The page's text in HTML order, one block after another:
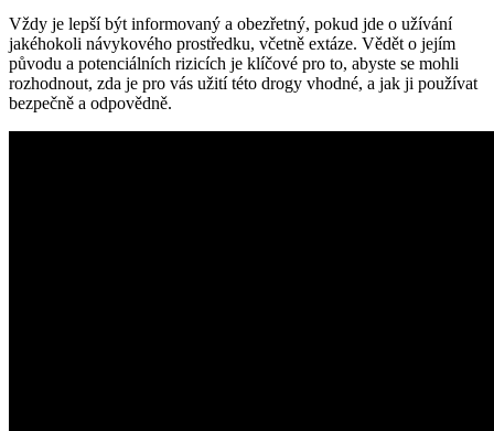
Vždy je lepší být informovaný a obezřetný, pokud jde o užívání
jakéhokoli návykového prostředku, včetně extáze. Vědět o jejím
původu a potenciálních rizicích je klíčové pro to, abyste se mohli
rozhodnout, zda je pro vás užití této drogy vhodné, a jak ji používat
bezpečně a odpovědně.